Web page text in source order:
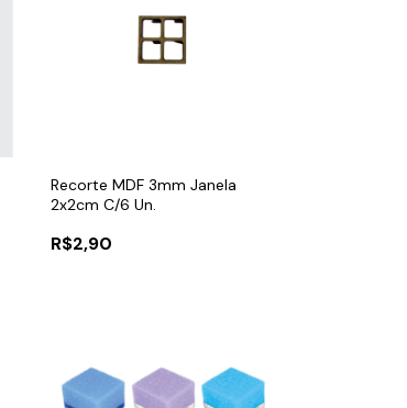
Recorte MDF 3mm Janela
2x2cm C/6 Un.
R$2,90